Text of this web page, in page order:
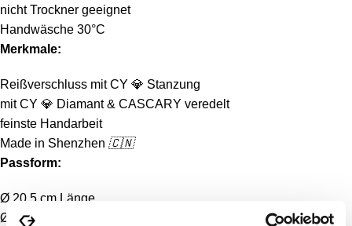
nicht Trockner geeignet
Handwäsche 30°C
Merkmale:
Reißverschluss mit CY 💎 Stanzung
mit CY 💎 Diamant & CASCARY veredelt
feinste Handarbeit
Made in Shenzhen 🇨🇳
Passform:
Ø 20.5 cm Länge
Ø 8.5 cm Höhe